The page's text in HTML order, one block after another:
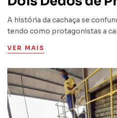
A história da cachaça se
tendo como protagonistas a
bebida que mais simboliza o
VER MAIS